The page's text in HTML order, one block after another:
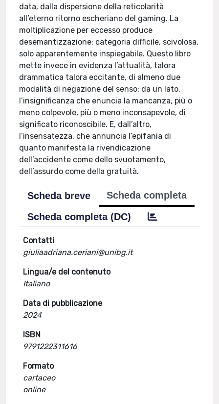
data, dalla dispersione della reticolarità
all’eterno ritorno escheriano del gaming. La
moltiplicazione per eccesso produce
desemantizzazione: categoria difficile, scivolosa,
solo apparentemente inspiegabile. Questo libro
mette invece in evidenza l’attualità, talora
drammatica talora eccitante, di almeno due
modalità di negazione del senso: da un lato,
l’insignificanza che enuncia la mancanza, più o
meno colpevole, più o meno inconsapevole, di
significato riconoscibile. E, dall’altro,
l’insensatezza, che annuncia l’epifania di
quanto manifesta la rivendicazione
dell’accidente come dello svuotamento,
dell’assurdo come della gratuità.
Scheda breve
Scheda completa
Scheda completa (DC)
Contatti
giuliaadriana.ceriani@unibg.it
Lingua/e del contenuto
Italiano
Data di pubblicazione
2024
ISBN
9791222311616
Formato
cartaceo
online